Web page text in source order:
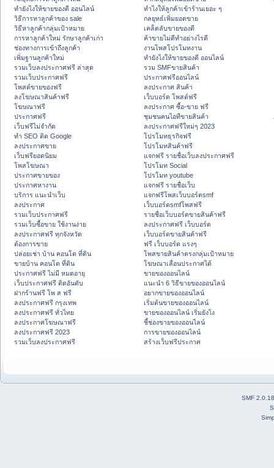
ทํายังไงให้ขายของดี ออนไลน์
วิธีการหาลูกค้าของ sale
วิธีหาลูกค้ากลุ่มเป้าหมาย
การหาลูกค้าใหม่ รักษาลูกค้าเก่า
ช่องทางการเข้าถึงลูกค้า
เพิ่มฐานลูกค้าใหม่
รวมเว็บลงประกาศฟรี ล่าสุด
รวมเว็บประกาศฟรี
โพสต์ขายของฟรี
ลงโฆษณาสินค้าฟรี
โฆษณาฟรี
ประกาศฟรี
เว็บฟรีไม่จำกัด
ทำ SEO ติด Google
ลงประกาศขาย
เว็บฟรียอดนิยม
โพสโฆษณา
ประกาศขายของ
ประกาศหางาน
บริการ แนะนำเว็บ
ลงประกาศ
รวมเว็บประกาศฟรี
รวมเว็บซื้อขาย ใช้งานง่าย
ลงประกาศฟรี ทุกจังหวัด
ต้องการขาย
ปล่อยเช่า บ้าน คอนโด ที่ดิน
ขายบ้าน คอนโด ที่ดิน
ประกาศฟรี ไม่มี หมดอายุ
เว็บประกาศฟรี ติดอันดับ
ฝากร้านฟรี โพ ส ฟรี
ลงประกาศฟรี กรุงเทพ
ลงประกาศฟรี ทั่วไทย
ลงประกาศโฆษณาฟรี
ลงประกาศฟรี 2023
รวมเว็บลงประกาศฟรี
ทําไงให้ลูกค้าเข้าร้านเยอะ ๆ
กลยุทธ์เพิ่มยอดขาย
เคล็ดลับขายของดี
ค้าขายไม่ดีทำอย่างไรดี
งานโพสโปรโมทงาน
ทํายังไงให้ขายของดี ออนไลน์
รวม SMFขายสินค้า
ประกาศฟรีออนไลน์
ลงประกาศ สินค้า
เว็บบอร์ด โพสต์ฟรี
ลงประกาศ ซื้อ-ขาย ฟรี
ชุมชนคนไอทีขายสินค้า
ลงประกาศฟรีใหม่ๆ 2023
โปรโมทธุรกิจฟรี
โปรโมทสินค้าฟรี
แจกฟรี รายชื่อเว็บลงประกาศฟรี
โปรโมท Social
โปรโมท youtube
แจกฟรี รายชื่อเว็บ
แจกฟรีโพสเว็บบอร์ดsmf
เว็บบอร์ดsmfโพสฟรี
รายชื่อเว็บบอร์ดขายสินค้าฟรี
ลงประกาศฟรี เว็บบอร์ด
เว็บบอร์ดขายสินค้าฟรี
ฟรี เว็บบอร์ด แรงๆ
โพสขายสินค้าตรงกลุ่มเป้าหมาย
โฆษณาเลื่อนประกาศได้
ขายของออนไลน์
แนะนำ 6 วิธีขายของออนไลน์
อยากขายของออนไลน์
เริ่มต้นขายของออนไลน์
ขายของออนไลน์ เริ่มยังไง
ชี้ช่องขายของออนไลน์
การขายของออนไลน์
สร้างเว็บฟรีประกาศ
SMF 2.0.18